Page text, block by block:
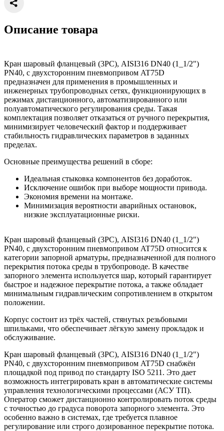
Описание товара
Кран шаровый фланцевый (3PC), AISI316 DN40 (1_1/2")
PN40, с двухсторонним пневмопривом AT75D относится к
категории запорной арматуры, предназначенной для полного
перекрытия потока среды в трубопроводе. В качестве
запорного элемента используется шар, который гарантирует
быстрое и надежное перекрытие потока, а также обладает
минимальным гидравлическим сопротивлением в открытом
положении.
Корпус состоит из трёх частей, стянутых резьбовыми
шпильками, что обеспечивает лёгкую замену прокладок и
обслуживание.
Кран шаровый фланцевый (3PC), AISI316 DN40 (1_1/2")
PN40, с двухсторонним пневмопривом AT75D снабжён
площадкой под привод по стандарту ISO 5211. Это дает
возможность интегрировать кран в автоматические системы
управления технологическими процессами (АСУ ТП).
Оператор сможет дистанционно контролировать поток среды
с точностью до градуса поворота запорного элемента. Это
особенно важно в системах, где требуется плавное
регулирование или строго дозированное перекрытие потока.
Кран шаровый фланцевый (3PC), AISI316 DN40 (1_1/2")
PN40, с двухсторонним пневмопривом AT75D
предназначен для применения в промышленных и
инженерных трубопроводных сетях, функционирующих в
режимах дистанционного, автоматизированного или
полуавтоматического регулирования среды. Такая
комплектация позволяет отказаться от ручного перекрытия,
минимизирует человеческий фактор и поддерживает
стабильность гидравлических параметров в заданных
пределах.
Основные преимущества решений в сборе:
Идеальная стыковка компонентов без доработок.
Исключение ошибок при выборе мощности привода.
Экономия времени на монтаже.
Минимизация вероятности аварийных остановок,
низкие эксплуатационные риски.